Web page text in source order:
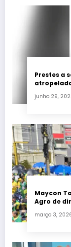
Prestes a
junho 29,
Maycon
Agro de
março 3,